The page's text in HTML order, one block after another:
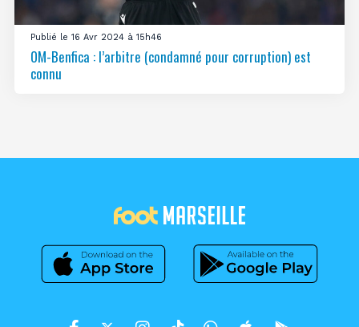
Publié le 16 Avr 2024 à 15h46
OM-Benfica : l’arbitre (condamné pour corruption) est
connu